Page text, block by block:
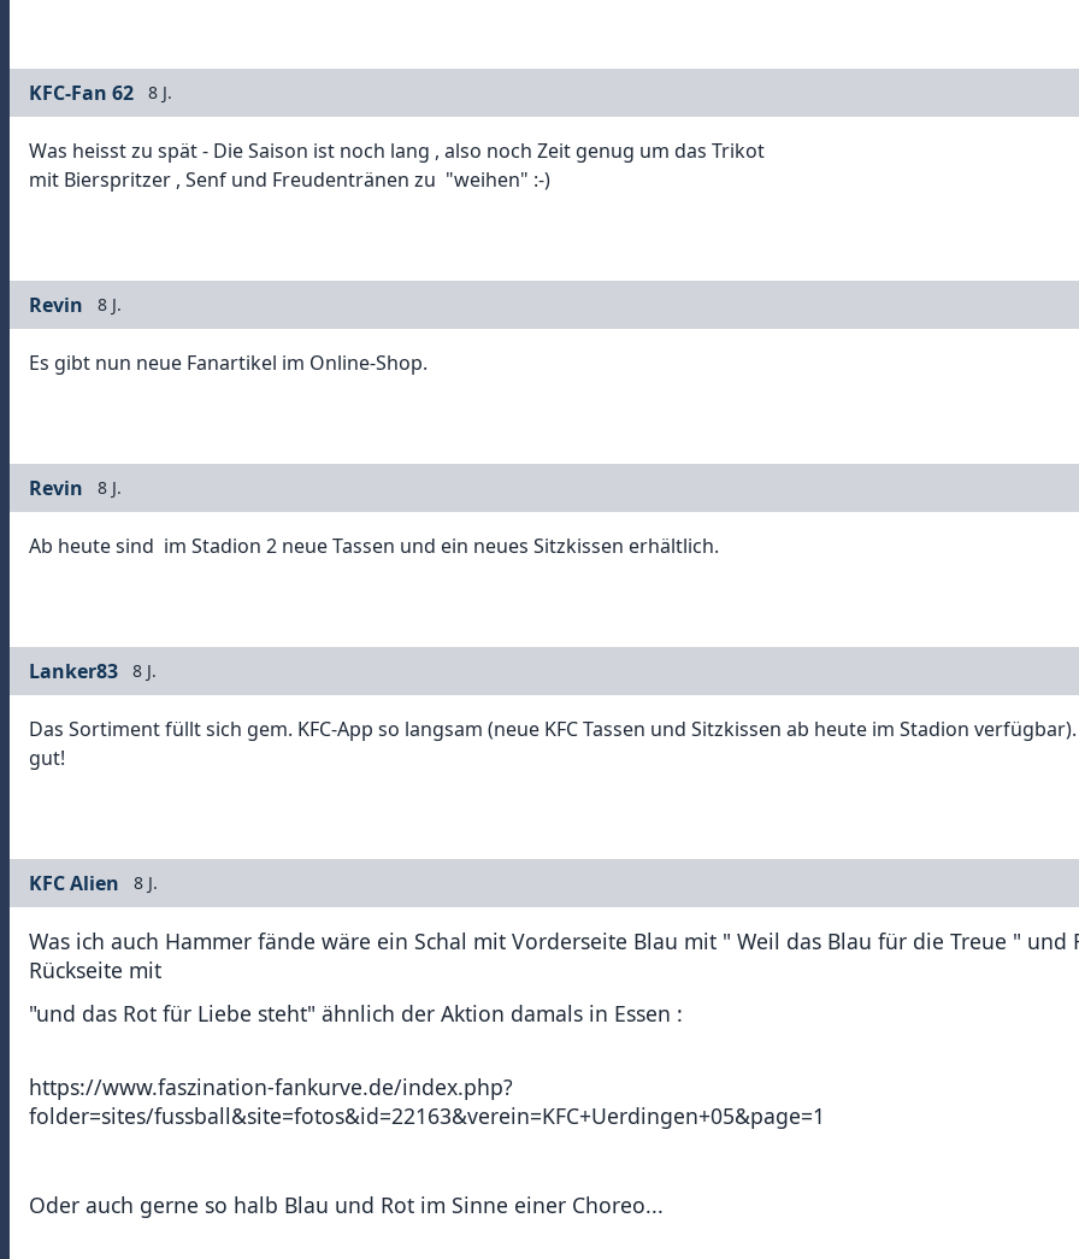
KFC-Fan 62 8 J.
Was heisst zu spät - Die Saison ist noch lang , also noch Zeit genug um das Trikot
mit Bierspritzer , Senf und Freudentränen zu "weihen" :-)
Revin 8 J.
Es gibt nun neue Fanartikel im Online-Shop.
Revin 8 J.
Ab heute sind im Stadion 2 neue Tassen und ein neues Sitzkissen erhältlich.
Lanker83 8 J.
Das Sortiment füllt sich gem. KFC-App so langsam (neue KFC Tassen und Sitzkissen ab heute im Stadion
gut!
KFC Alien 8 J.
Was ich auch Hammer fände wäre ein Schal mit Vorderseite Blau mit " Weil das Blau für die Treue " und
Rückseite mit
"und das Rot für Liebe steht" ähnlich der Aktion damals in Essen :
https://www.faszination-fankurve.de/index.php?
folder=sites/fussball&site=fotos&id=22163&verein=KFC+Uerdingen+05&page=1
Oder auch gerne so halb Blau und Rot im Sinne einer Choreo...